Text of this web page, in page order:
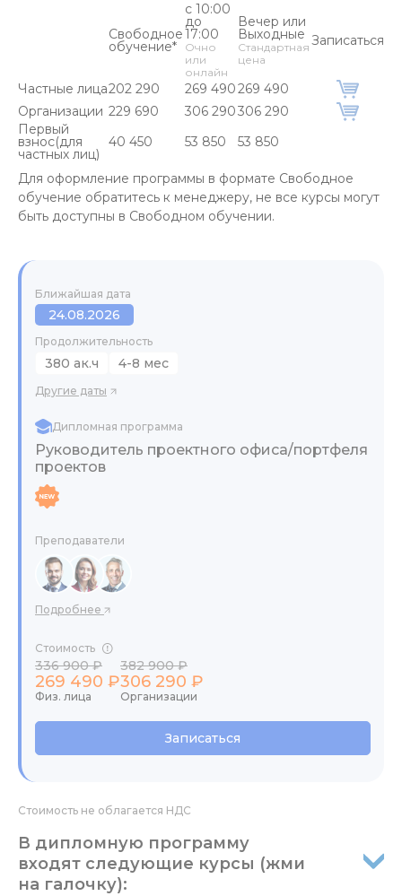
Свободное
обучение*
с 10:00
до
17:00
Очно
или
онлайн
Вечер или
Выходные
Стандартная
цена
Записаться
Частные лица202 290 269 490269 490
Организации 229 690 306 290306 290
Первый
взнос(для
частных лиц)
40 450 53 850 53 850
Для оформление программы в формате Свободное
обучение обратитесь к менеджеру, не все курсы могут
быть доступны в Свободном обучении.
Ближайшая дата
24.08.2026
Продолжительность
380 ак.ч 4-8 мес
Другие даты
Дипломная программа
Руководитель проектного офиса/портфеля
проектов
Преподаватели
Подробнее
Стоимость
336 900 ₽
269 490 ₽
Физ. лица
382 900 ₽
306 290 ₽
Организации
Записаться
Стоимость не облагается НДС
В дипломную программу
входят следующие курсы (жми
на галочку):